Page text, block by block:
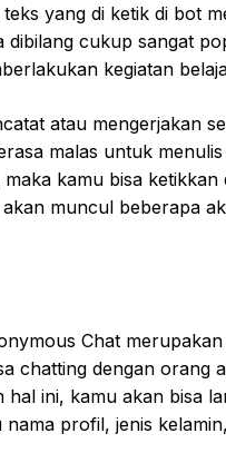
yang di ketik di bot
cukup sangat
kegiatan
atau mengerjakan
malas untuk
maka kamu bisa
muncul beberapa
Chat
chatting dengan orang
ini, kamu akan bisa
profil, jenis